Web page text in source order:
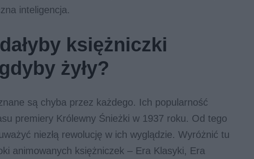
inteligencja.
księżniczki
żyły?
są chyba przez każdego. Ich popularność
premiery Królewny Śnieżki w 1937 roku. Od tego
niezłą rewolucję w ich wyglądzie. Wyróżnić tu
animowanych księżniczek – Era Klasyki, Era